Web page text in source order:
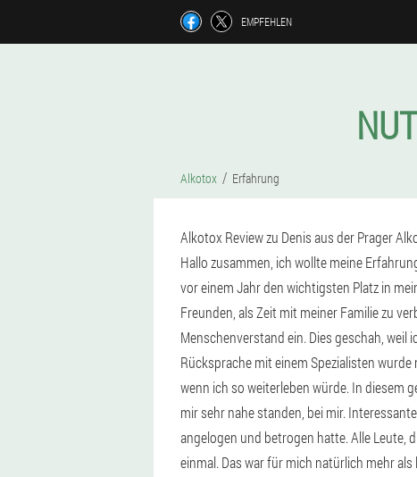
EMPFEHLEN
Alkotox Erfahrung
Alkotox Review zu Denis aus der Prager
Hallo zusammen, ich wollte meine
vor einem Jahr den wichtigsten Platz in
Freunden, als Zeit mit meiner Familie zu
Menschenverstand ein. Dies geschah,
Rücksprache mit einem Spezialisten
wenn ich so weiterleben würde. In diesem
mir sehr nahe standen, bei mir.
angelogen und betrogen hatte. Alle Leute,
einmal. Das war für mich natürlich mehr